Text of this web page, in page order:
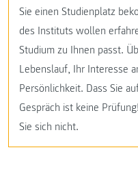
Sie einen Studienplatz
des Instituts wollen
Studium zu Ihnen passt.
Lebenslauf, Ihr Interesse
Persönlichkeit. Dass Sie
Gespräch ist keine
Sie sich nicht.